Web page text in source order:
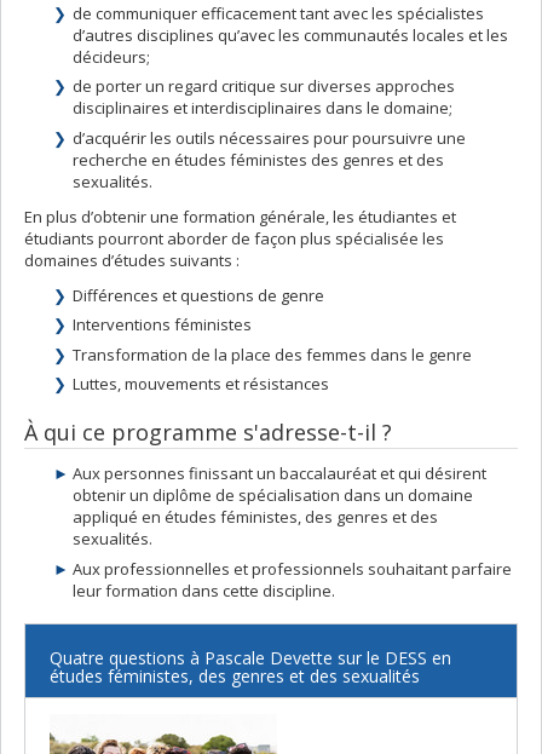
de communiquer efficacement tant avec les spécialistes
d’autres disciplines qu’avec les communautés locales et les
décideurs;
de porter un regard critique sur diverses approches
disciplinaires et interdisciplinaires dans le domaine;
d’acquérir les outils nécessaires pour poursuivre une
recherche en études féministes des genres et des
sexualités.
En plus d’obtenir une formation générale, les étudiantes et
étudiants pourront aborder de façon plus spécialisée les
domaines d’études suivants :
Différences et questions de genre
Interventions féministes
Transformation de la place des femmes dans le genre
Luttes, mouvements et résistances
À qui ce programme s'adresse-t-il ?
Aux personnes finissant un baccalauréat et qui désirent
obtenir un diplôme de spécialisation dans un domaine
appliqué en études féministes, des genres et des
sexualités.
Aux professionnelles et professionnels souhaitant parfaire
leur formation dans cette discipline.
Quatre questions à Pascale Devette sur le DESS en
études féministes, des genres et des sexualités